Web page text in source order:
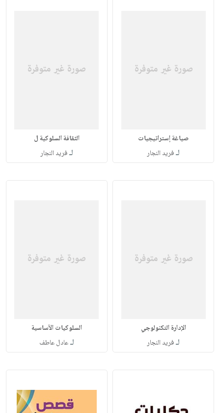
صياغة إستراتيجيات
لـفريد النجار
الثقافة السلوكية ل
لـفريد النجار
الإدارة التكنولوجي
لـفريد النجار
السلوكيات الآساسية
لـعادل عاطف